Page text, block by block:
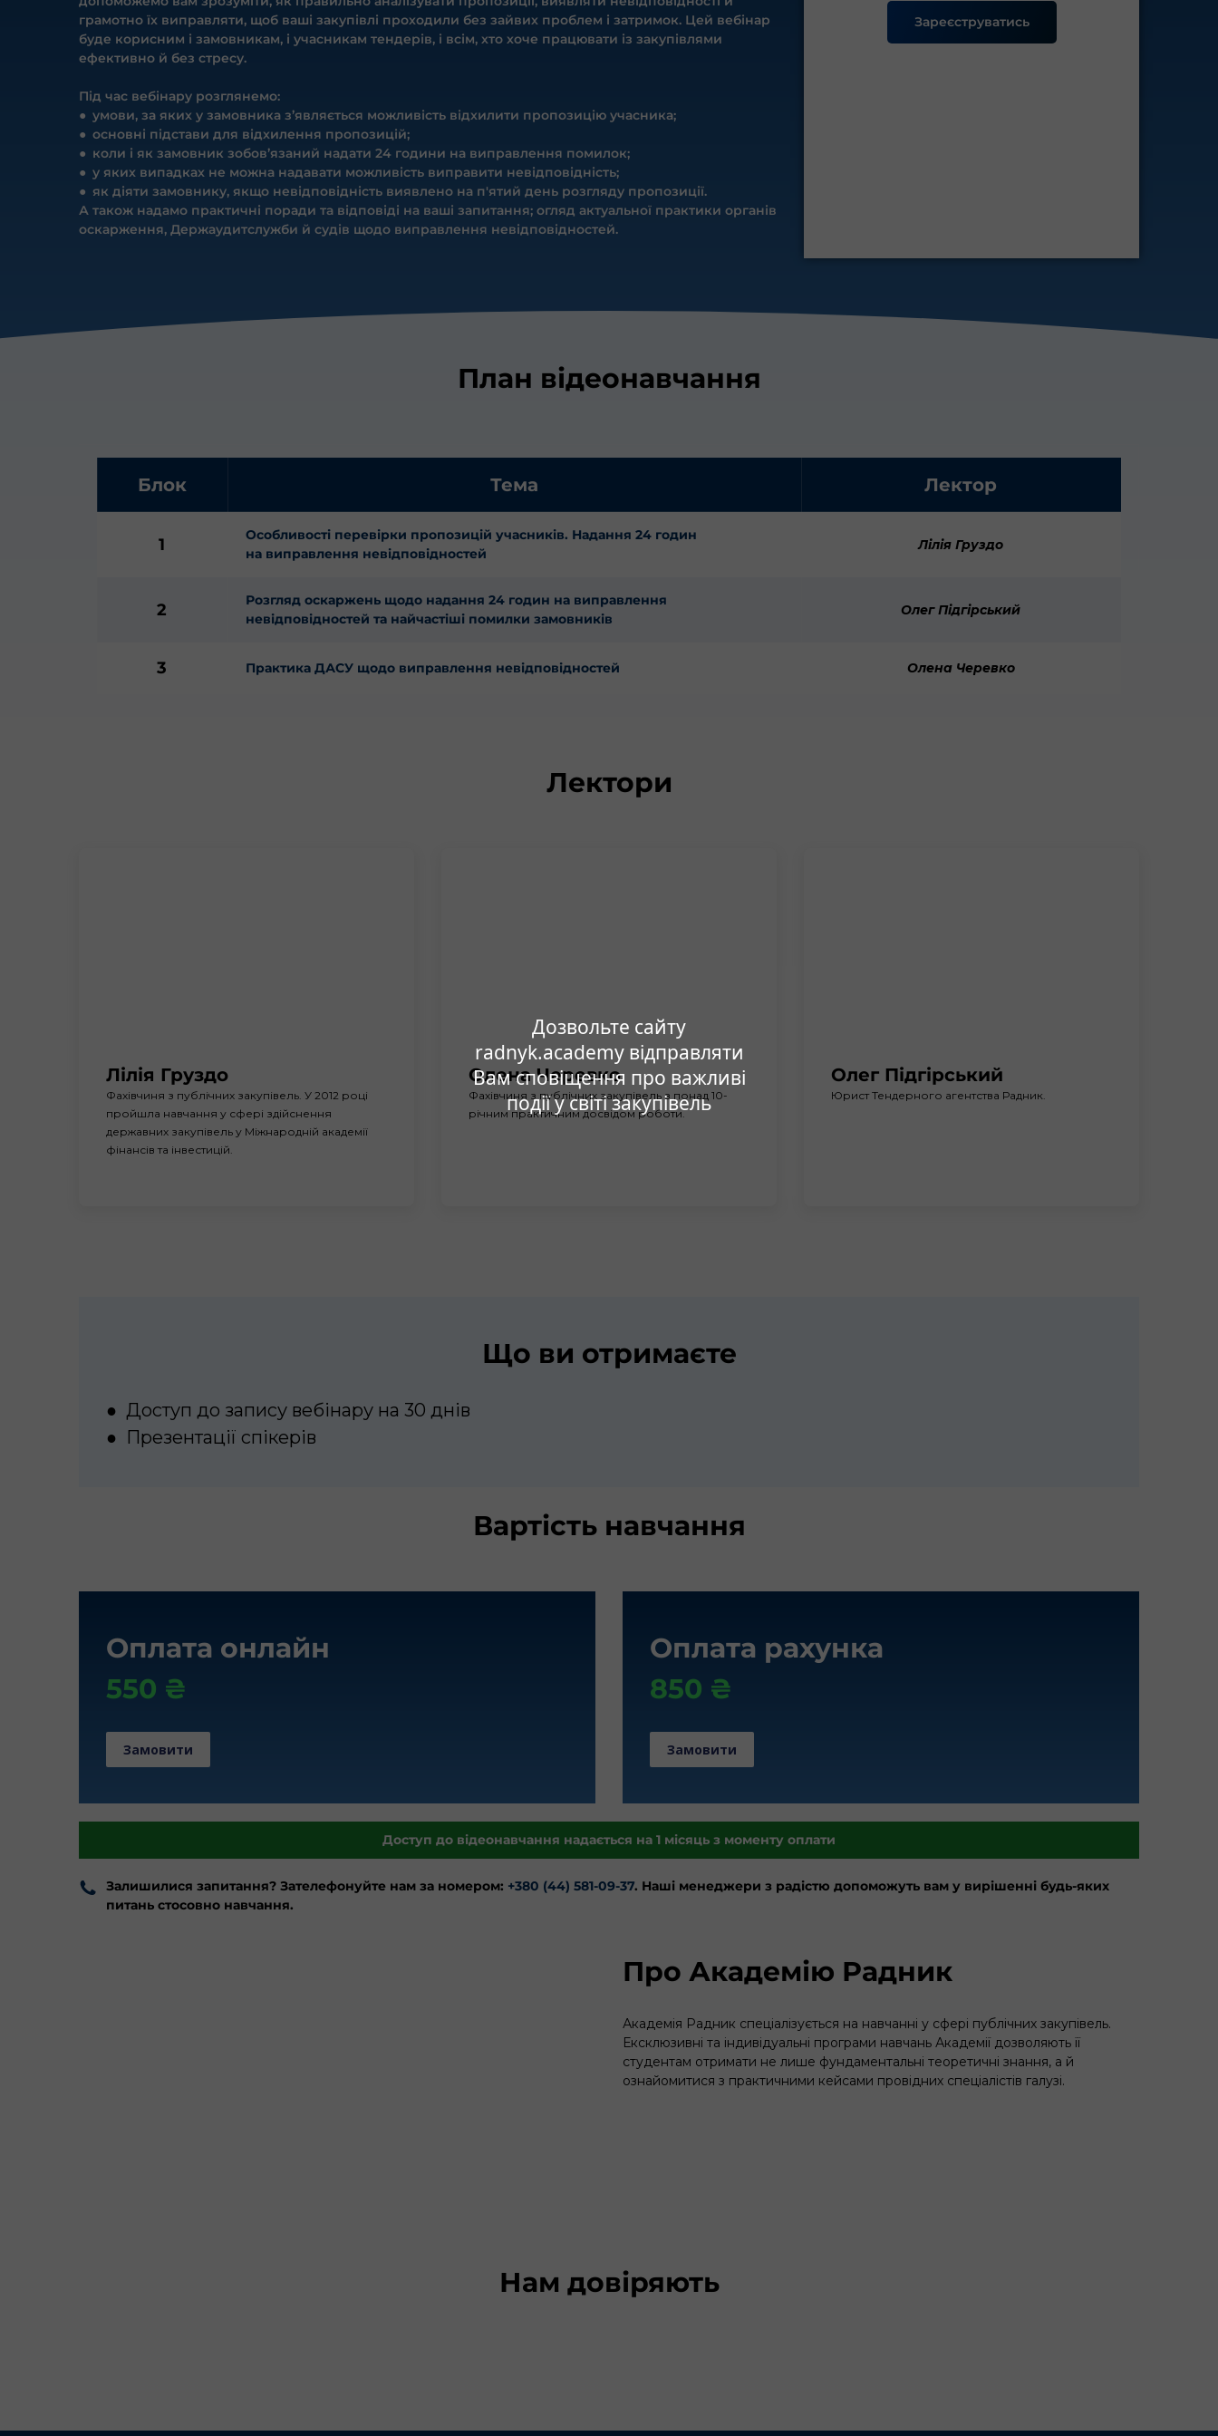
Дозвольте сайту
radnyk.academy відправляти
Вам сповіщення про важливі
події у світі закупівель
грамотно їх виправляти, щоб ваші закупівлі проходили без зайвих проблем і затримок. Цей вебінар
буде корисним і замовникам, і учасникам тендерів, і всім, хто хоче працювати із закупівлями
ефективно й без стресу.
Під час вебінару розглянемо:
● умови, за яких у замовника з’являється можливість відхилити пропозицію учасника;
● основні підстави для відхилення пропозицій;
● коли і як замовник зобов’язаний надати 24 години на виправлення помилок;
● у яких випадках не можна надавати можливість виправити невідповідність;
● як діяти замовнику, якщо невідповідність виявлено на п'ятий день розгляду пропозиції.
А також надамо практичні поради та відповіді на ваші запитання; огляд актуальної практики органів
оскарження, Держаудитслужби й судів щодо виправлення невідповідностей.
Зареєструватись
План відеонавчання
Блок Тема Лектор
1
Особливості перевірки пропозицій учасників. Надання 24 годин
на виправлення невідповідностей
Лілія Груздо
2
Розгляд оскаржень щодо надання 24 годин на виправлення
невідповідностей та найчастіші помилки замовників
Олег Підгірський
3 Практика ДАСУ щодо виправлення невідповідностей Олена Черевко
Лектори
Лілія Груздо
Фахівчиня з публічних закупівель. У 2012 році
пройшла навчання у сфері здійснення
державних закупівель у Міжнародній академії
фінансів та інвестицій.
Олена Черевко
Фахівчиня з публічних закупівель з понад 10-
річним практичним досвідом роботи.
Олег Підгірський
Юрист Тендерного агентства Радник.
Що ви отримаєте
● Доступ до запису вебінару на 30 днів
● Презентації спікерів
Вартість навчання
Оплата онлайн
550 ₴
Замовити
Оплата рахунка
850 ₴
Замовити
Доступ до відеонавчання надається на 1 місяць з моменту оплати
Залишилися запитання? Зателефонуйте нам за номером: +380 (44) 581-09-37. Наші менеджери з радістю допоможуть вам у вирішенні будь-яких
питань стосовно навчання.
Про Академію Радник
Академія Радник спеціалізується на навчанні у сфері публічних закупівель.
Ексклюзивні та індивідуальні програми навчань Академії дозволяють її
студентам отримати не лише фундаментальні теоретичні знання, а й
ознайомитися з практичними кейсами провідних спеціалістів галузі.
Нам довіряють